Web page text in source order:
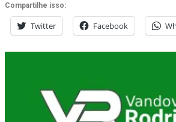
Compartilhe isso:
Twitter Facebook